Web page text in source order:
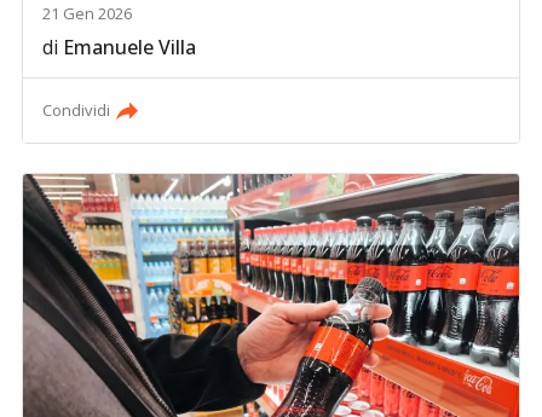
21 Gen 2026
di Emanuele Villa
Condividi